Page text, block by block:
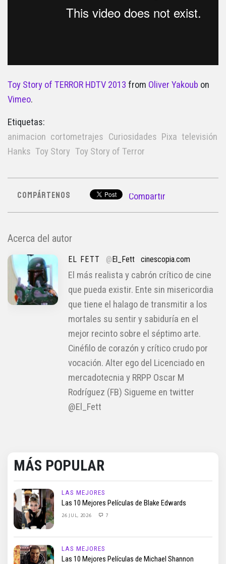
Toy Story of TERROR HDTV 2013 from Oliver Yakoub on
Vimeo.
Etiquetas:
animacion cortometrajes Curiosidades Pixa televisión
Hanks Toy Story Toy Story of Terror
COMPÁRTENOS Compartir
Acerca del autor
EL FETT @El_Fett cinescopia.com
El más realista y cabrón crítico de cine
que pueda existir. Ente sin misericordia
que tiene el halago de transmitir a los
mortales su sentir y sabiduría en el
mejor recinto sobre el séptimo arte.
Cinéfilo de corazón y crítico crudo por
vocación. Alter ego del Licenciado en
mercadotecnia y RRPP Oscar M
Rodríguez (FB) Sigueme en twitter
@El_Fett
MÁS POPULAR
LAS MEJORES
Las 10 Mejores Películas de Blake Edwards
26 JUL, 2026 7
LAS MEJORES
Las 10 Mejores Películas de Michael Shannon